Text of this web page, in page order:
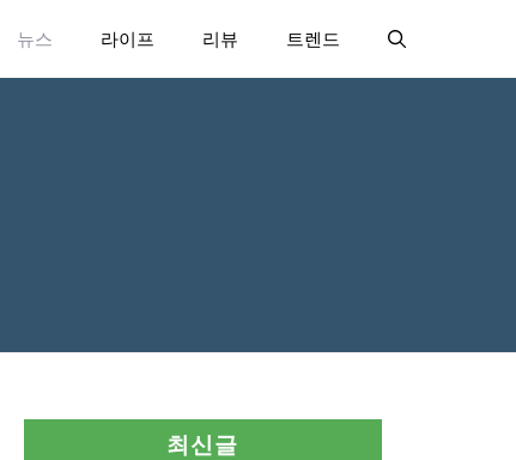
뉴스 라이프 리뷰 트렌드
최신글